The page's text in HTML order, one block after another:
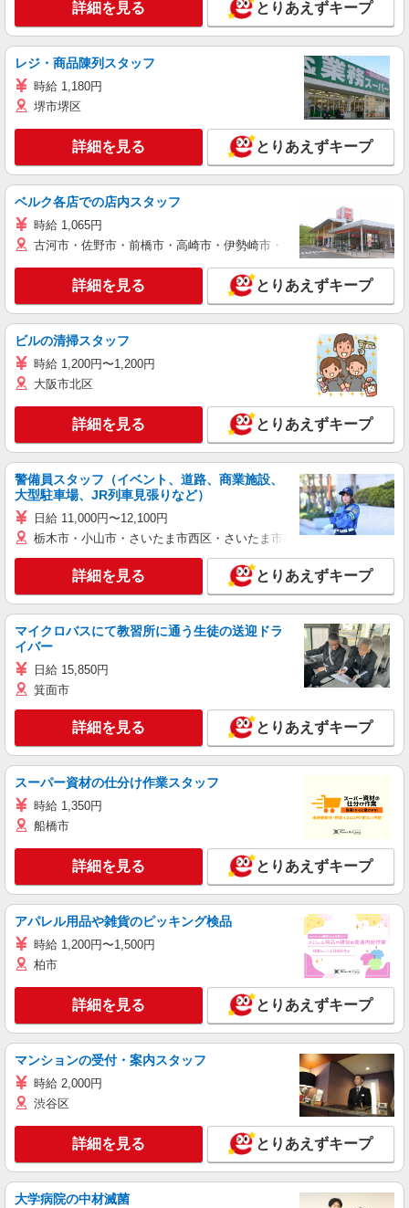
詳細を見る とりあえずキープ
レジ・商品陳列スタッフ
時給 1,180円
堺市堺区
詳細を見る とりあえずキープ
ベルク各店での店内スタッフ
時給 1,065円
古河市・佐野市・前橋市・高崎市・伊勢崎市・太田市・館林市・藤
詳細を見る とりあえずキープ
ビルの清掃スタッフ
時給 1,200円〜1,200円
大阪市北区
詳細を見る とりあえずキープ
警備員スタッフ（イベント、道路、商業施設、
大型駐車場、JR列車見張りなど）
日給 11,000円〜12,100円
栃木市・小山市・さいたま市西区・さいたま市岩槻区・久喜市・蓮田
詳細を見る とりあえずキープ
マイクロバスにて教習所に通う生徒の送迎ドラ
イバー
日給 15,850円
箕面市
詳細を見る とりあえずキープ
スーパー資材の仕分け作業スタッフ
時給 1,350円
船橋市
詳細を見る とりあえずキープ
アパレル用品や雑貨のピッキング検品
時給 1,200円〜1,500円
柏市
詳細を見る とりあえずキープ
マンションの受付・案内スタッフ
時給 2,000円
渋谷区
詳細を見る とりあえずキープ
大学病院の中材滅菌